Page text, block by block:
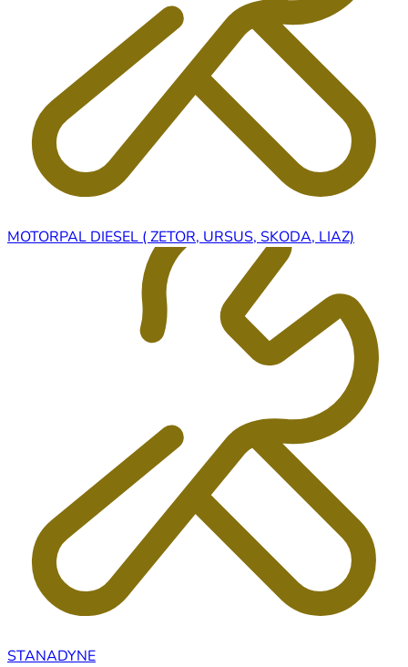
MOTORPAL DIESEL ( ZETOR, URSUS, SKODA, LIAZ)
STANADYNE